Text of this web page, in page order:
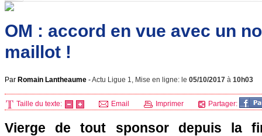
OM : accord en vue avec un
maillot !
Par Romain Lantheaume -Actu Ligue 1, Mise en ligne: le 05/10/2017 à 10h03
Taille du texte: Email Imprimer Partager:
Vierge de tout sponsor depuis la